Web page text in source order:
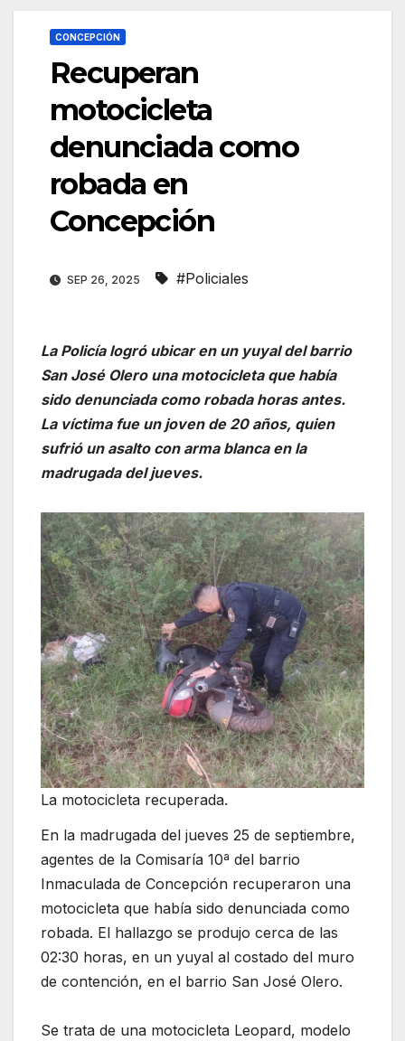
CONCEPCIÓN
Recuperan
motocicleta
denunciada como
robada en
Concepción
SEP 26, 2025 #Policiales
La Policía logró ubicar en un yuyal del barrio
San José Olero una motocicleta que había
sido denunciada como robada horas antes.
La víctima fue un joven de 20 años, quien
sufrió un asalto con arma blanca en la
madrugada del jueves.
La motocicleta recuperada.
En la madrugada del jueves 25 de septiembre,
agentes de la Comisaría 10ª del barrio
Inmaculada de Concepción recuperaron una
motocicleta que había sido denunciada como
robada. El hallazgo se produjo cerca de las
02:30 horas, en un yuyal al costado del muro
de contención, en el barrio San José Olero.
Se trata de una motocicleta Leopard, modelo